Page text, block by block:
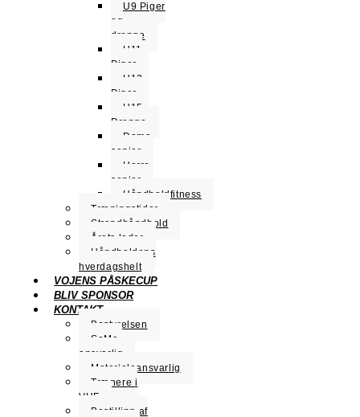
U9 Piger
og
drenge
U11
Piger
U13
Piger
U15
Drenge
Dame
senior
Herre
senior
Håndboldfitness
Træningstider
Strandhåndbold
Årets leder
Håndboldens
hverdagshelt
VOJENS PÅSKECUP
BLIV SPONSOR
KONTAKT
Bestyrelsen
SoMe-
ansvarlig
Materialeansvarlig
Trænere i
VHF
Bestilling af